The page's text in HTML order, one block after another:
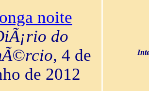
noite
do
, 4 de
de 2012